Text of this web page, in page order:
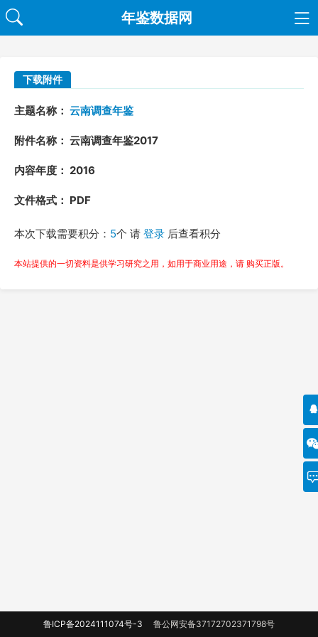
年鉴数据网
下载附件
主题名称： 云南调查年鉴
附件名称： 云南调查年鉴2017
内容年度： 2016
文件格式： PDF
本次下载需要积分： 5个 请 登录 后查看积分
本站提供的一切资料是供学习研究之用，如用于商业用途，请 购买正版。
鲁ICP备2024111074号-3 鲁公网安备37172702371798号